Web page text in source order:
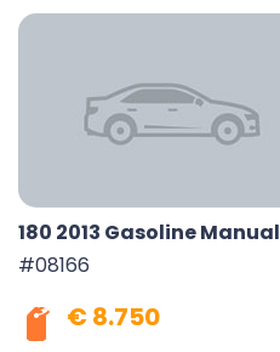
180 2013 Gasoline Manual
#08166
€ 8.750